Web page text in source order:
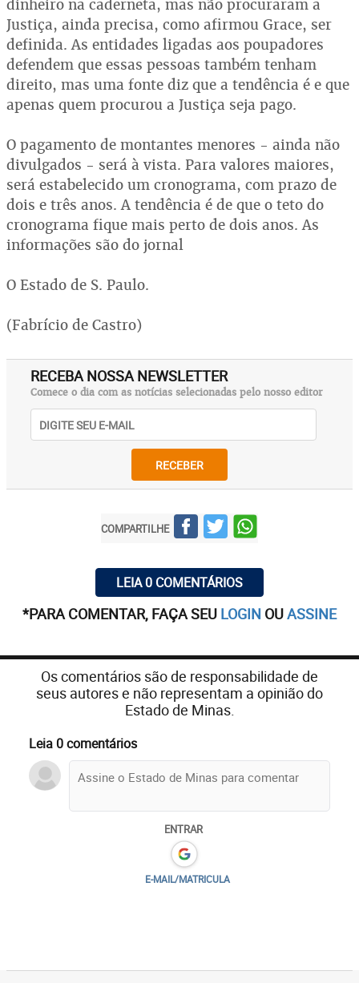
dinheiro na caderneta, mas não procuraram a
Justiça, ainda precisa, como afirmou Grace, ser
definida. As entidades ligadas aos poupadores
defendem que essas pessoas também tenham
direito, mas uma fonte diz que a tendência é e que
apenas quem procurou a Justiça seja pago.
O pagamento de montantes menores - ainda não
divulgados - será à vista. Para valores maiores,
será estabelecido um cronograma, com prazo de
dois e três anos. A tendência é de que o teto do
cronograma fique mais perto de dois anos. As
informações são do jornal
O Estado de S. Paulo.
(Fabrício de Castro)
RECEBA NOSSA NEWSLETTER
Comece o dia com as notícias selecionadas pelo nosso editor
RECEBER
COMPARTILHE
LEIA 0 COMENTÁRIOS
*PARA COMENTAR, FAÇA SEU LOGIN OUASSINE
Os comentários são de responsabilidade de
seus autores e não representam a opinião do
Estado de Minas.
Leia 0 comentários
ENTRAR
E-MAIL/MATRICULA